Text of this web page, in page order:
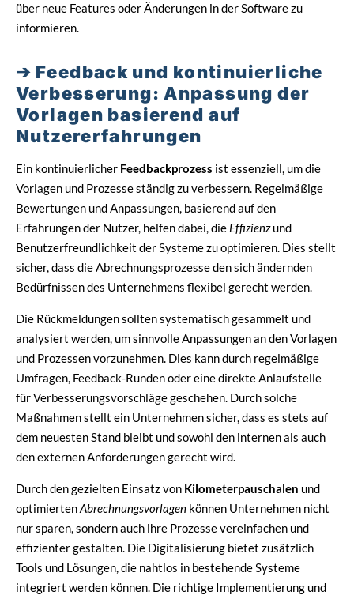
über neue Features oder Änderungen in der Software zu
informieren.
Feedback und kontinuierliche
Verbesserung: Anpassung der
Vorlagen basierend auf
Nutzererfahrungen
Ein kontinuierlicher Feedbackprozess ist essenziell, um die
Vorlagen und Prozesse ständig zu verbessern. Regelmäßige
Bewertungen und Anpassungen, basierend auf den
Erfahrungen der Nutzer, helfen dabei, die Effizienzund
Benutzerfreundlichkeit der Systeme zu optimieren. Dies stellt
sicher, dass die Abrechnungsprozesse den sich ändernden
Bedürfnissen des Unternehmens flexibel gerecht werden.
Die Rückmeldungen sollten systematisch gesammelt und
analysiert werden, um sinnvolle Anpassungen an den Vorlagen
und Prozessen vorzunehmen. Dies kann durch regelmäßige
Umfragen, Feedback-Runden oder eine direkte Anlaufstelle
für Verbesserungsvorschläge geschehen. Durch solche
Maßnahmen stellt ein Unternehmen sicher, dass es stets auf
dem neuesten Stand bleibt und sowohl den internen als auch
den externen Anforderungen gerecht wird.
Durch den gezielten Einsatz von Kilometerpauschalen und
optimiertenAbrechnungsvorlagen können Unternehmen nicht
nur sparen, sondern auch ihre Prozesse vereinfachen und
effizienter gestalten. Die Digitalisierung bietet zusätzlich
Tools und Lösungen, die nahtlos in bestehende Systeme
integriert werden können. Die richtige Implementierung und